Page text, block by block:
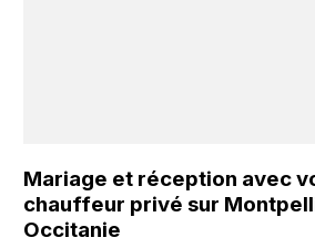
Mariage et réception avec
chauffeur privé sur
Occitanie